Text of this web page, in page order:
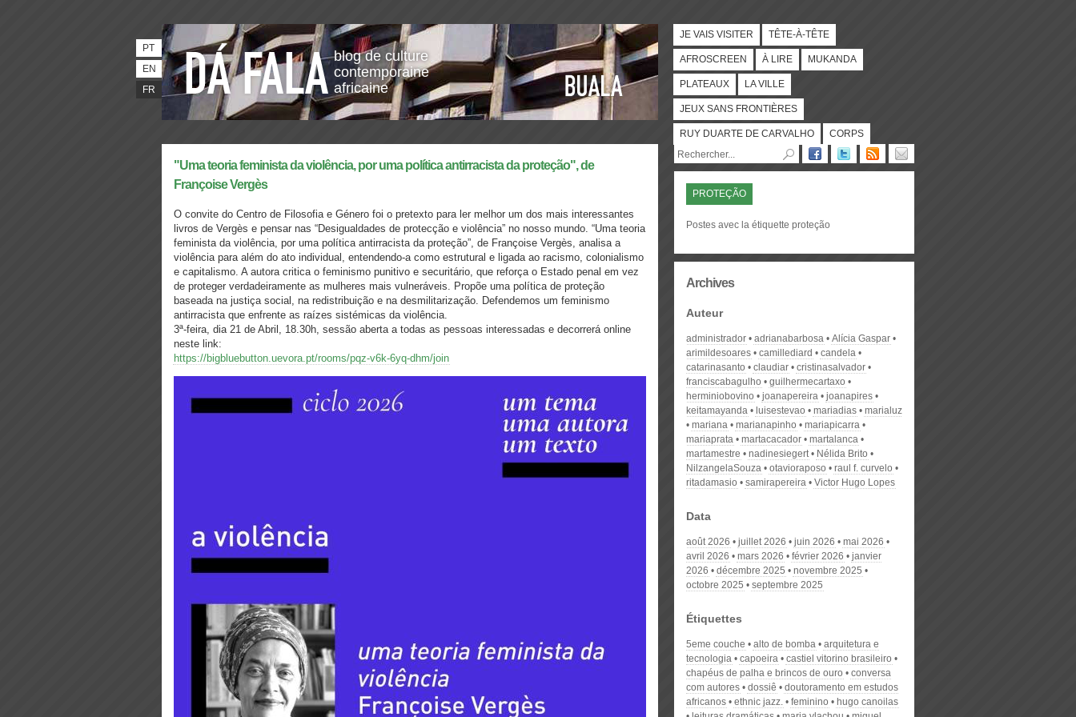
blog de culture
contemporaine
africaine
PT
EN
FR
JE VAIS VISITER TÊTE-À-TÊTE
AFROSCREEN À LIRE MUKANDA
PLATEAUX LA VILLE
JEUX SANS FRONTIÈRES
RUY DUARTE DE CARVALHO CORPS
"Uma teoria feminista da violência, por uma política antirracista da proteção", de
Françoise Vergès
O convite do Centro de Filosofia e Género foi o pretexto para ler melhor um dos mais interessantes
livros de Vergès e pensar nas “Desigualdades de protecção e violência” no nosso mundo. “Uma teoria
feminista da violência, por uma política antirracista da proteção”, de Françoise Vergès, analisa a
violência para além do ato individual, entendendo-a como estrutural e ligada ao racismo, colonialismo
e capitalismo. A autora critica o feminismo punitivo e securitário, que reforça o Estado penal em vez
de proteger verdadeiramente as mulheres mais vulneráveis. Propõe uma política de proteção
baseada na justiça social, na redistribuição e na desmilitarização. Defendemos um feminismo
antirracista que enfrente as raízes sistémicas da violência.
3ª-feira, dia 21 de Abril, 18.30h, sessão aberta a todas as pessoas interessadas e decorrerá online
neste link:
https://bigbluebutton.uevora.pt/rooms/pqz-v6k-6yq-dhm/join
PROTEÇÃO
Postes avec la étiquette proteção
Archives
Auteur
administrador adrianabarbosa
Alícia Gaspar
arimildesoares
camillediard
candela
catarinasanto
claudiar
cristinasalvador
franciscabagulho
guilhermecartaxo
herminiobovino
joanapereira
joanapires
keitamayanda
luisestevao mariadias
marialuz
mariana
marianapinho
mariapicarra
mariaprata
martacacador
martalanca
martamestre
nadinesiegert
Nélida Brito
NilzangelaSouza
otavioraposo
raul f. curvelo
ritadamasio
samirapereira Victor Hugo Lopes
Data
août 2026 juillet 2026 juin 2026
mai 2026
avril 2026
mars 2026 février 2026
janvier
2026
décembre 2025
novembre 2025
octobre 2025
septembre 2025
Étiquettes
5eme couche alto de bomba
arquitetura e
tecnologia
capoeira
castiel vitorino brasileiro
chapéus de palha e brincos de ouro
conversa
com autores
dossiê
doutoramento em estudos
africanos
ethnic jazz. feminino
hugo canoilas